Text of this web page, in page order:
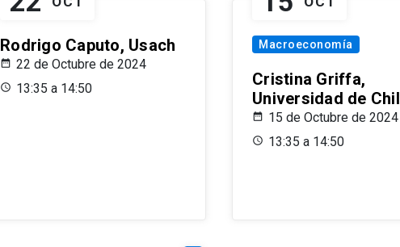
Rodrigo Caputo, Usach
22 de Octubre de 2024
13:35 a 14:50
Macroeconomía
Cristina Griffa,
Universidad de
15 de Octubre de 2024
13:35 a 14:50